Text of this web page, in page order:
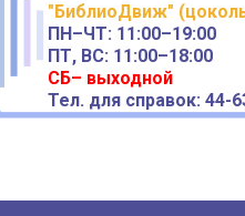
"БиблиоДвиж"
ПН–ЧТ: 11:00–19:00
ПТ, ВС: 11:00–18:00
СБ– выходной
Тел. для справок: 44-